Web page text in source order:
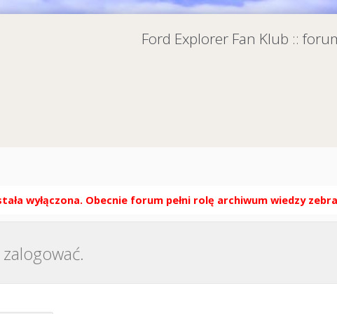
Ford Explorer Fan Klub ::
wyłączona. Obecnie forum pełni rolę archiwum wiedzy